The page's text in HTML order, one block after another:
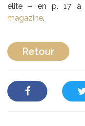
élite – en p. 17 à
magazine.
Retour